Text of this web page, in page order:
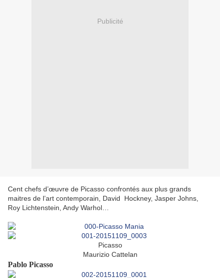
Publicité
Cent chefs d’œuvre de Picasso confrontés aux plus grands
maitres de l’art contemporain, David Hockney, Jasper Johns,
Roy Lichtenstein, Andy Warhol…
Picasso
Maurizio Cattelan
Pablo Picasso